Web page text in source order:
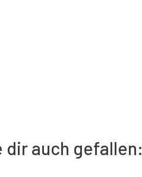
dir auch gefallen: